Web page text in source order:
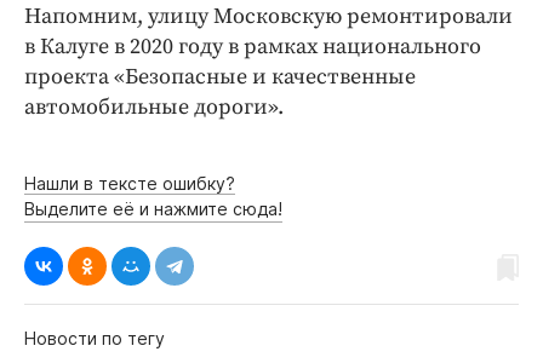
Напомним, улицу Московскую ремонтировали
в Калуге в 2020 году в рамках национального
проекта «Безопасные и качественные
автомобильные дороги».
Нашли в тексте ошибку?
Выделите её и нажмите сюда!
Новости по тегу